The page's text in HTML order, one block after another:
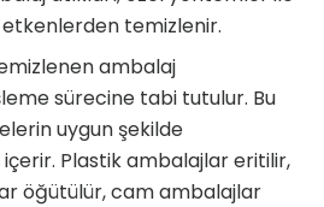
etkenlerden temizlenir.
ambalaj
sürecine tabi tutulur. Bu
uygun şekilde
içerir. Plastik ambalajlar eritilir,
öğütülür, cam ambalajlar